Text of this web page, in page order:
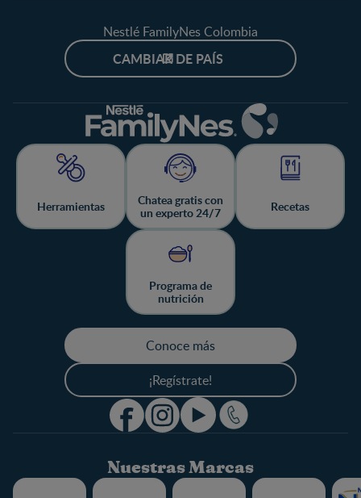
Nestlé FamilyNes Colombia
CAMBIAR DE PAÍS
Herramientas
Chatea gratis con
un experto 24/7
Recetas
Programa de
nutrición
Conoce más
¡Regístrate!
Nuestras Marcas